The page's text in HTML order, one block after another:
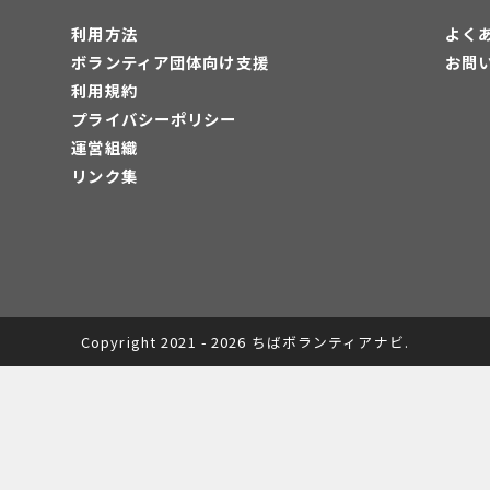
利用方法
ボランティア団体向け支援
利用規約
プライバシーポリシー
運営組織
リンク集
よく
お問
Copyright 2021 - 2026 ちばボランティアナビ.